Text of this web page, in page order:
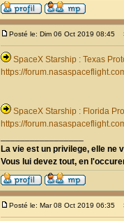
Posté le: Dim 06 Oct 2019 08:45
SpaceX Starship : Texas
https://
SpaceX Starship : Florida
https://
La vie est un privilege, elle ne
Vous lui devez tout, en
Posté le: Mar 08 Oct 2019 06:35